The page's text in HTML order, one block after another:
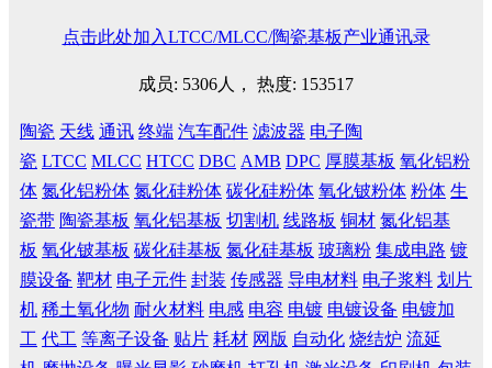
点击此处加入LTCC/MLCC/陶瓷基板产业通讯录
成员: 5306人， 热度: 153517
陶瓷 天线 通讯 终端 汽车配件 滤波器 电子陶
瓷 LTCC MLCC HTCC DBC AMB DPC 厚膜基板 氧化铝粉
体 氮化铝粉体 氮化硅粉体 碳化硅粉体 氧化铍粉体 粉体 生
瓷带 陶瓷基板 氧化铝基板 切割机 线路板 铜材 氮化铝基
板 氧化铍基板 碳化硅基板 氮化硅基板 玻璃粉 集成电路 镀
膜设备 靶材 电子元件 封装 传感器 导电材料 电子浆料 划片
机 稀土氧化物 耐火材料 电感 电容 电镀 电镀设备 电镀加
工 代工 等离子设备 贴片 耗材 网版 自动化 烧结炉 流延